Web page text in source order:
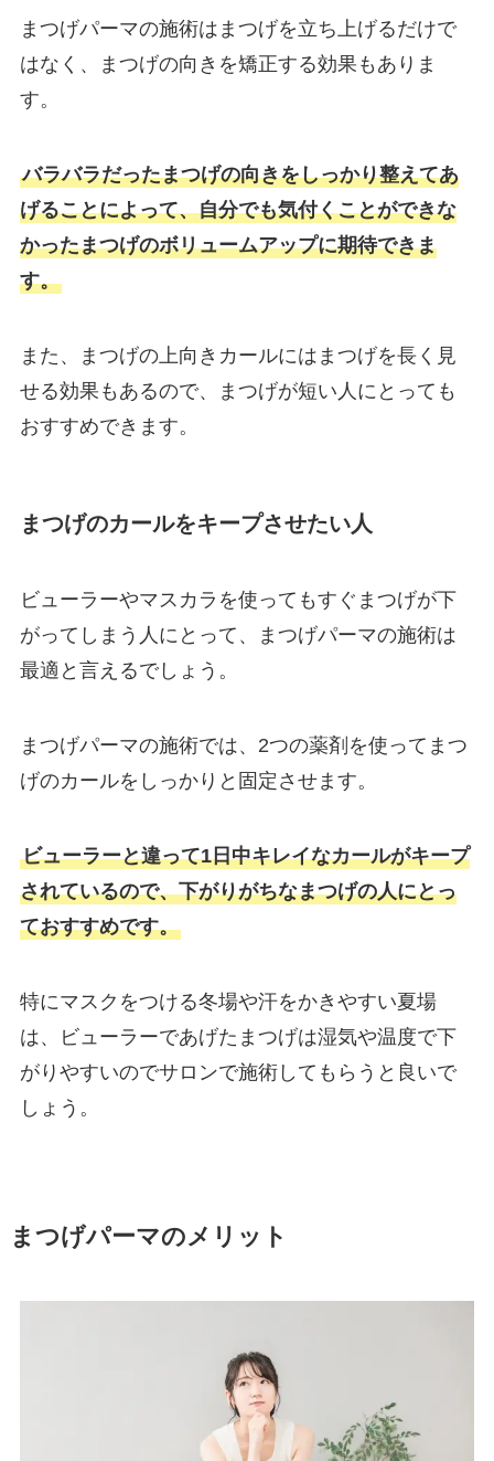
まつげパーマの施術はまつげを立ち上げるだけで
はなく、まつげの向きを矯正する効果もありま
す。
バラバラだったまつげの向きをしっかり整えてあ
げることによって、自分でも気付くことができな
かったまつげのボリュームアップに期待できま
す。
また、まつげの上向きカールにはまつげを長く見
せる効果もあるので、まつげが短い人にとっても
おすすめできます。
まつげのカールをキープさせたい人
ビューラーやマスカラを使ってもすぐまつげが下
がってしまう人にとって、まつげパーマの施術は
最適と言えるでしょう。
まつげパーマの施術では、2つの薬剤を使ってまつ
げのカールをしっかりと固定させます。
ビューラーと違って1日中キレイなカールがキープ
されているので、下がりがちなまつげの人にとっ
ておすすめです。
特にマスクをつける冬場や汗をかきやすい夏場
は、ビューラーであげたまつげは湿気や温度で下
がりやすいのでサロンで施術してもらうと良いで
しょう。
まつげパーマのメリット